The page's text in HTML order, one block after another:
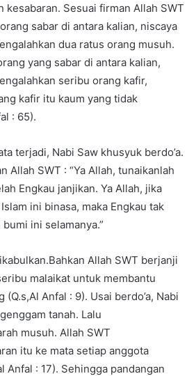
kesabaran. Sesuai firman Allah SWT
sabar di antara kalian, niscaya
dua ratus orang musuh.
yang sabar di antara kalian,
seribu orang kafir,
kafir itu kaum yang tidak
: 65).
terjadi, Nabi Saw khusyuk berdo’a.
Allah SWT : “Ya Allah, tunaikanlah
Engkau janjikan. Ya Allah, jika
ini binasa, maka Engkau tak
ini selamanya.”
Allah SWT berjanji
malaikat untuk membantu
Anfal : 9). Usai berdo’a, Nabi
tanah. Lalu
musuh. Allah SWT
itu ke mata setiap anggota
Anfal : 17). Sehingga pandangan